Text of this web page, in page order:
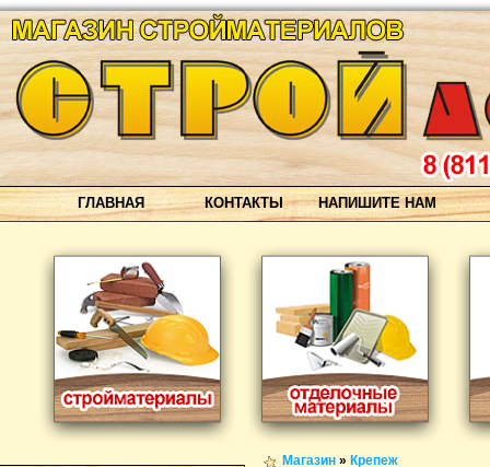
ГЛАВНАЯ КОНТАКТЫ НАПИШИТЕ НАМ
Магазин » Крепеж